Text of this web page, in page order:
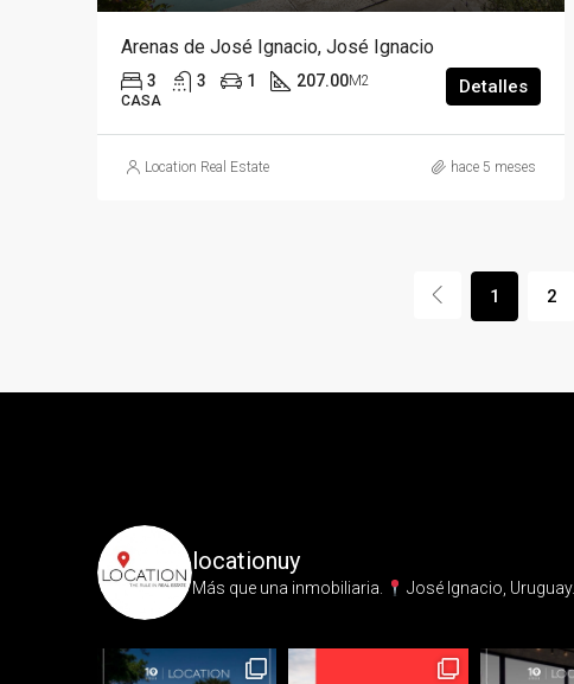
Arenas de José Ignacio, José Ignacio
3 3 1 207.00M2
CASA
Detalles
Location Real Estate hace 5 meses
1 2
locationuy
Más que una inmobiliaria.⁣ José Ignacio, Uruguay.